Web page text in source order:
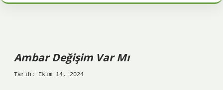
Ambar Değişim Var Mı
Tarih: Ekim 14, 2024